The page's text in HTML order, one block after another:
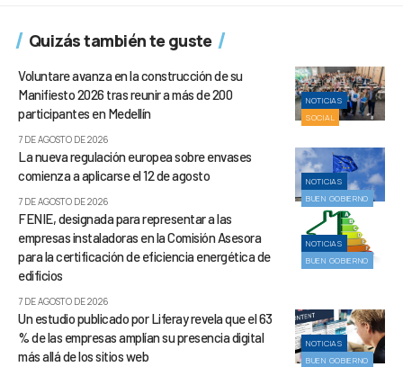
Quizás también te guste
NOTICIAS
SOCIAL
Voluntare avanza en la construcción de su
Manifiesto 2026 tras reunir a más de 200
participantes en Medellín
7 DE AGOSTO DE 2026
NOTICIAS
BUEN GOBIERNO
La nueva regulación europea sobre envases
comienza a aplicarse el 12 de agosto
7 DE AGOSTO DE 2026
NOTICIAS
BUEN GOBIERNO
FENIE, designada para representar a las
empresas instaladoras en la Comisión Asesora
para la certificación de eficiencia energética de
edificios
7 DE AGOSTO DE 2026
NOTICIAS
BUEN GOBIERNO
Un estudio publicado por Liferay revela que el 63
% de las empresas amplían su presencia digital
más allá de los sitios web